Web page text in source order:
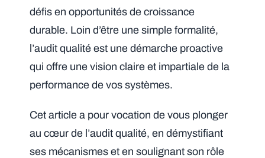
défis en opportunités de croissance
durable. Loin d’être une simple formalité,
l’audit qualité est une démarche proactive
qui offre une vision claire et impartiale de la
performance de vos systèmes.
Cet article a pour vocation de vous plonger
au cœur de l’audit qualité, en démystifiant
ses mécanismes et en soulignant son rôle